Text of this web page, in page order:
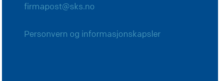
firmapost@sks.no
Personvern og informasjonskapsler